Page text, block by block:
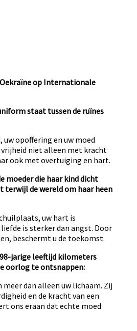
Oekraïne op Internationale
staat tussen de ruïnes
uw opoffering en uw moed
niet alleen met kracht
ook met overtuiging en hart.
moeder die haar kind dicht
terwijl de wereld om haar heen
uw hart is
is sterker dan angst. Door
beschermt u de toekomst.
98-jarige leeftijd kilometers
oorlog te ontsnappen:
meer dan alleen uw lichaam. Zij
en de kracht van een
ons eraan dat echte moed